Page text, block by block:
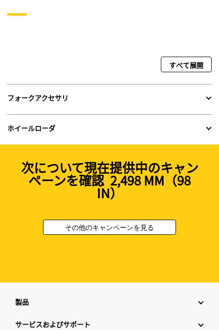
すべて展開
フォークアクセサリ
ホイールローダ
次について現在提供中のキャン
ペーンを確認 2,498 MM（98
IN）
その他のキャンペーンを見る
製品
サービスおよびサポート